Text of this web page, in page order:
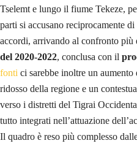
Tselemt e lungo il fiume Tekeze,
parti si accusano reciprocamente
accordi, arrivando al confronto più
del 2020-2022, conclusa con il
fonti ci sarebbe inoltre un aumento
ridosso della regione e un
verso i distretti del Tigrai
tutto integrati nell’attuazione
Il quadro è reso più complesso